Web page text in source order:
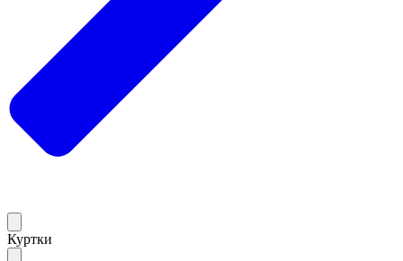
Куртки